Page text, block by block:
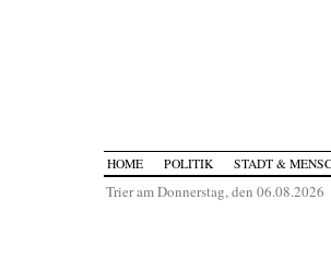
HOME POLITIK STADT &
Trier am Donnerstag, den 06.08.2026